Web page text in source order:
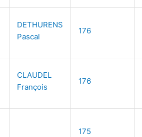
DETHURENS
Pascal
176
CLAUDEL
François
176
175